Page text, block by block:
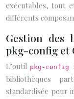
exécutables, tout
différents
Gestion des
pkg-config et
L’outil pkg-config
bibliothèques
standardisée pour